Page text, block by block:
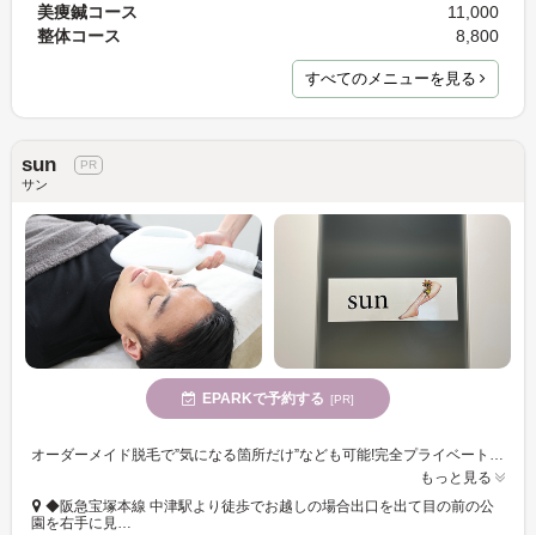
美痩鍼コース
11,000
整体コース
8,800
すべてのメニューを見る
sun
サン
EPARKで予約する [PR]
オーダーメイド脱毛で”気になる箇所だけ”なども可能!完全プライベート空間なので周りの目を気にすることなく気軽に通っていただけます。
もっと見る
◆阪急宝塚本線 中津駅より徒歩でお越しの場合出口を出て目の前の公
園を右手に見…